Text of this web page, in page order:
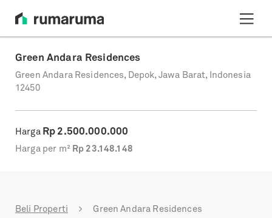
Green Andara Residences
Green Andara Residences, Depok, Jawa Barat, Indonesia
12450
Harga Rp 2.500.000.000
Harga per m² Rp 23.148.148
Beli Properti Green Andara Residences